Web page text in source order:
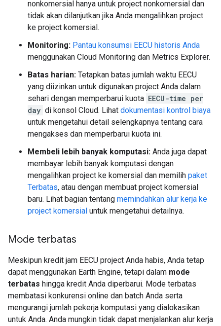
nonkomersial hanya untuk project nonkomersial dan
tidak akan dilanjutkan jika Anda mengalihkan project
ke project komersial.
Monitoring: Pantau konsumsi EECU historis Anda
menggunakan Cloud Monitoring dan Metrics Explorer.
Batas harian: Tetapkan batas jumlah waktu EECU
yang diizinkan untuk digunakan project Anda dalam
sehari dengan memperbarui kuota EECU-time per
day di konsol Cloud. Lihat dokumentasi kontrol biaya
untuk mengetahui detail selengkapnya tentang cara
mengakses dan memperbarui kuota ini.
Membeli lebih banyak komputasi: Anda juga dapat
membayar lebih banyak komputasi dengan
mengalihkan project ke komersial dan memilih paket
Terbatas, atau dengan membuat project komersial
baru. Lihat bagian tentang memindahkan alur kerja ke
project komersial untuk mengetahui detailnya.
Mode terbatas
Meskipun kredit jam EECU project Anda habis, Anda tetap
dapat menggunakan Earth Engine, tetapi dalam mode
terbatas hingga kredit Anda diperbarui. Mode terbatas
membatasi konkurensi online dan batch Anda serta
mengurangi jumlah pekerja komputasi yang dialokasikan
untuk Anda. Anda mungkin tidak dapat menjalankan alur kerja